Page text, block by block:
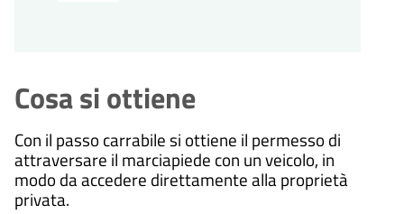
Cosa si ottiene
Con il passo carrabile si ottiene il permesso di
attraversare il marciapiede con un veicolo, in
modo da accedere direttamente alla proprietà
privata.